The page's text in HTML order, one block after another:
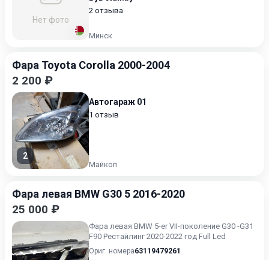
Нет фото
2 отзыва
Минск
Фара Toyota Corolla 2000-2004
2 200 ₽
2
Автогараж 01
1 отзыв
Майкоп
Фара левая BMW G30 5 2016-2020
25 000 ₽
Фара левая BMW 5-er VII-поколение G30 -G31
F90 Рестайлинг 2020-2022 год Full Led
Ориг. номера63119479261